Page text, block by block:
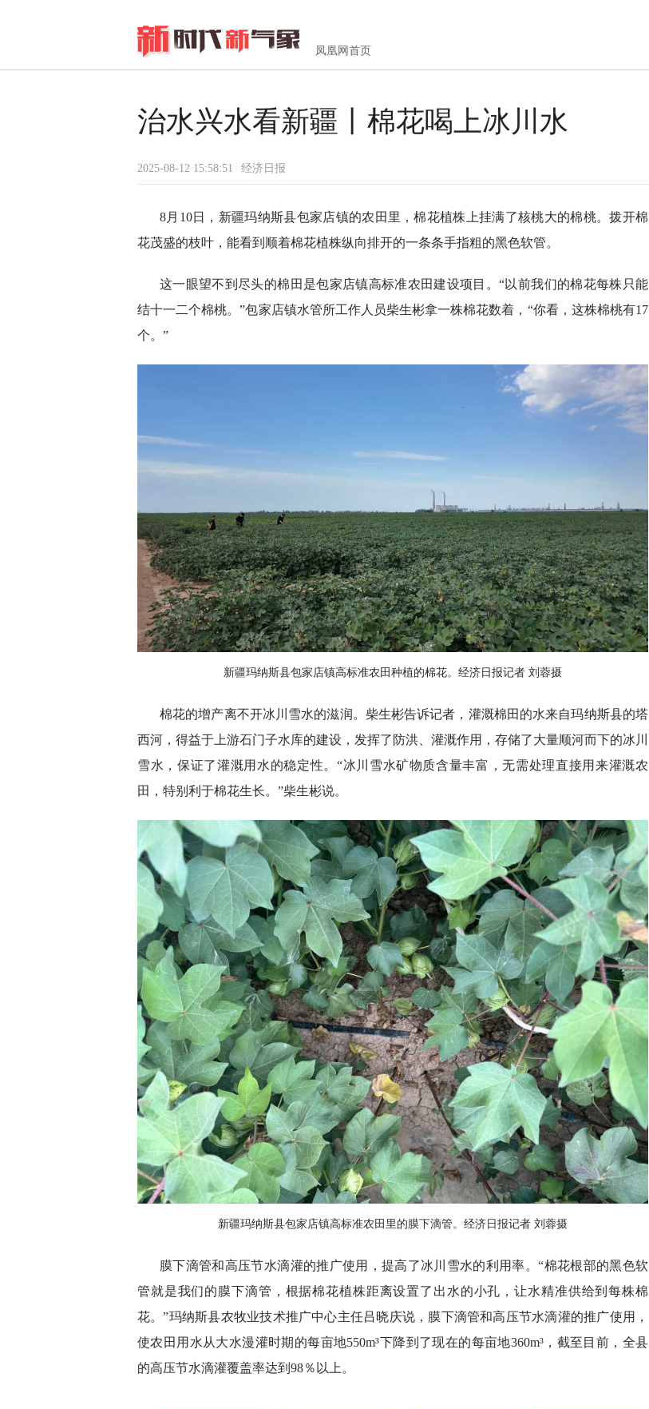
凤凰网首页
治水兴水看新疆丨棉花喝上冰川水
2025-08-12 15:58:51 经济日报
8月10日，新疆玛纳斯县包家店镇的农田里，棉花植株上挂满了核桃大的棉桃。拨开棉
花茂盛的枝叶，能看到顺着棉花植株纵向排开的一条条手指粗的黑色软管。
这一眼望不到尽头的棉田是包家店镇高标准农田建设项目。“以前我们的棉花每株只能
结十一二个棉桃。”包家店镇水管所工作人员柴生彬拿一株棉花数着，“你看，这株棉桃有17
个。”
新疆玛纳斯县包家店镇高标准农田种植的棉花。经济日报记者 刘蓉摄
棉花的增产离不开冰川雪水的滋润。柴生彬告诉记者，灌溉棉田的水来自玛纳斯县的塔
西河，得益于上游石门子水库的建设，发挥了防洪、灌溉作用，存储了大量顺河而下的冰川
雪水，保证了灌溉用水的稳定性。“冰川雪水矿物质含量丰富，无需处理直接用来灌溉农
田，特别利于棉花生长。”柴生彬说。
新疆玛纳斯县包家店镇高标准农田里的膜下滴管。经济日报记者 刘蓉摄
膜下滴管和高压节水滴灌的推广使用，提高了冰川雪水的利用率。“棉花根部的黑色软
管就是我们的膜下滴管，根据棉花植株距离设置了出水的小孔，让水精准供给到每株棉
花。”玛纳斯县农牧业技术推广中心主任吕晓庆说，膜下滴管和高压节水滴灌的推广使用，
使农田用水从大水漫灌时期的每亩地550m³下降到了现在的每亩地360m³，截至目前，全县
的高压节水滴灌覆盖率达到98％以上。